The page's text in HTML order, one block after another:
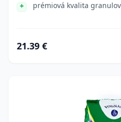
prémiová kvalita
21.39 €